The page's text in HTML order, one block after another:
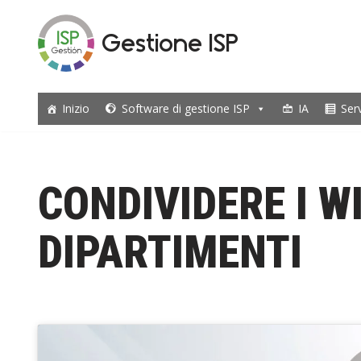
contenuto
Gestione ISP
Inizio Software di gestione ISP IA
CONDIVIDERE I
DIPARTIMENTI